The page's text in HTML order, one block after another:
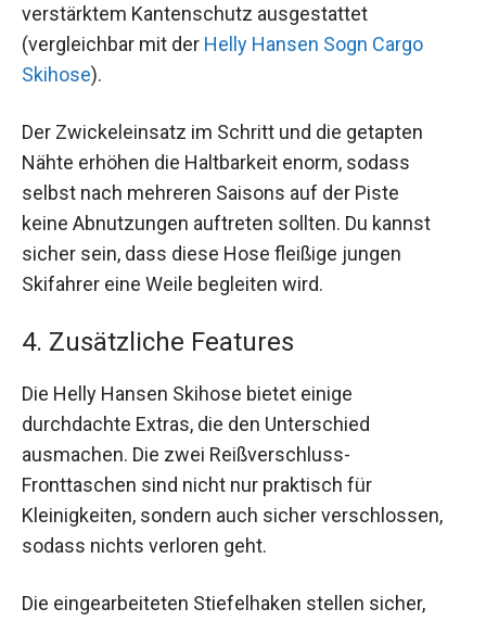
verstärktem Kantenschutz ausgestattet
(vergleichbar mit der Helly Hansen Sogn Cargo
Skihose).
Der Zwickeleinsatz im Schritt und die getapten
Nähte erhöhen die Haltbarkeit enorm, sodass
selbst nach mehreren Saisons auf der Piste
keine Abnutzungen auftreten sollten. Du kannst
sicher sein, dass diese Hose fleißige jungen
Skifahrer eine Weile begleiten wird.
4. Zusätzliche Features
Die Helly Hansen Skihose bietet einige
durchdachte Extras, die den Unterschied
ausmachen. Die zwei Reißverschluss-
Fronttaschen sind nicht nur praktisch für
Kleinigkeiten, sondern auch sicher verschlossen,
sodass nichts verloren geht.
Die eingearbeiteten Stiefelhaken stellen sicher,